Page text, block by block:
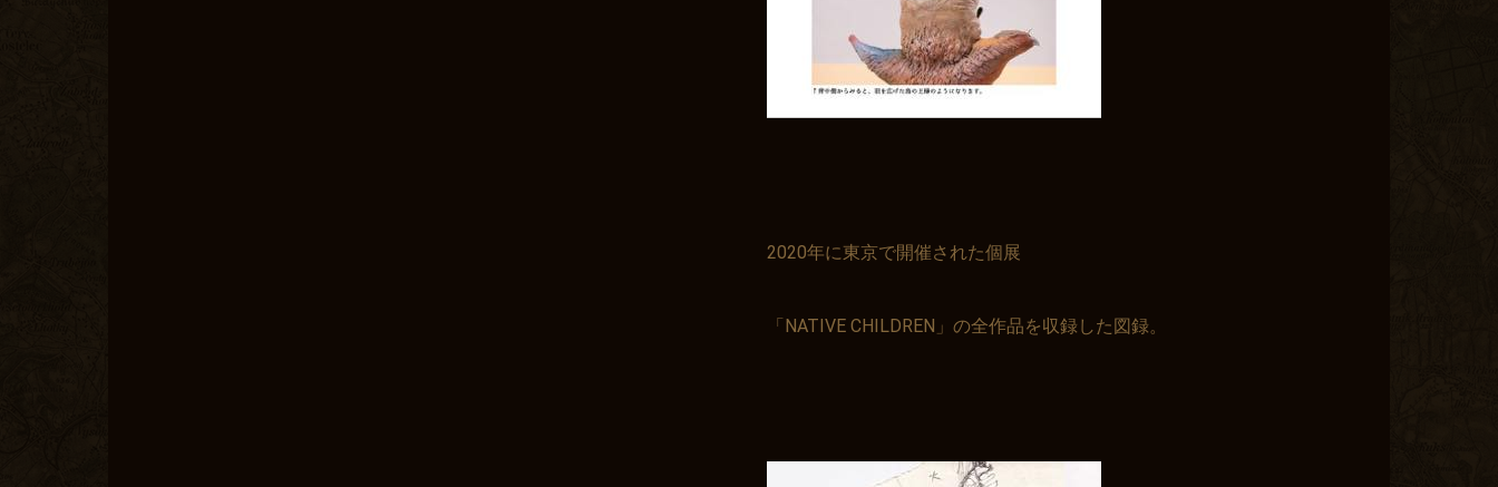
2020年に東京で開催された個展
「NATIVE CHILDREN」の全作品を収録した図録。